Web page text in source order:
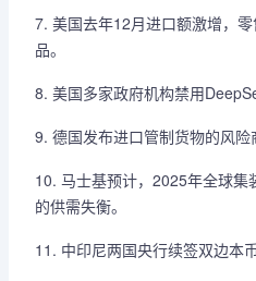
7. 美国去年12月进口额激增，
品。
8. 美国多家政府机构禁用
9. 德国发布进口管制货物的风险
10. 马士基预计，2025年全球
的供需失衡。
11. 中印尼两国央行续签双边本